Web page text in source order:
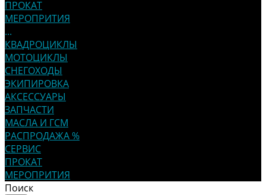
ПРОКАТ
МЕРОПРИТИЯ
...
КВАДРОЦИКЛЫ
МОТОЦИКЛЫ
СНЕГОХОДЫ
ЭКИПИРОВКА
АКСЕССУАРЫ
ЗАПЧАСТИ
МАСЛА И ГСМ
РАСПРОДАЖА %
СЕРВИС
ПРОКАТ
МЕРОПРИТИЯ
Поиск